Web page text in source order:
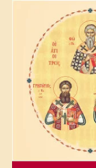
Skip to content